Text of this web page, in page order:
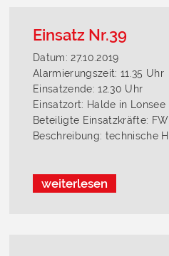
Einsatz Nr.39
Datum: 27.10.2019
Alarmierungszeit: 11.35 Uhr
Einsatzende: 12.30 Uhr
Einsatzort: Halde in Lonsee
Beteiligte Einsatzkräfte:
Beschreibung: technische
weiterlesen